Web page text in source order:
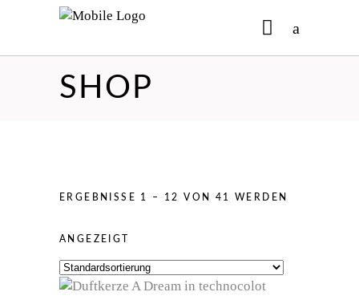
No products in the cart.
SHOP
ERGEBNISSE 1 – 12 VON 41 WERDEN
ANGEZEIGT